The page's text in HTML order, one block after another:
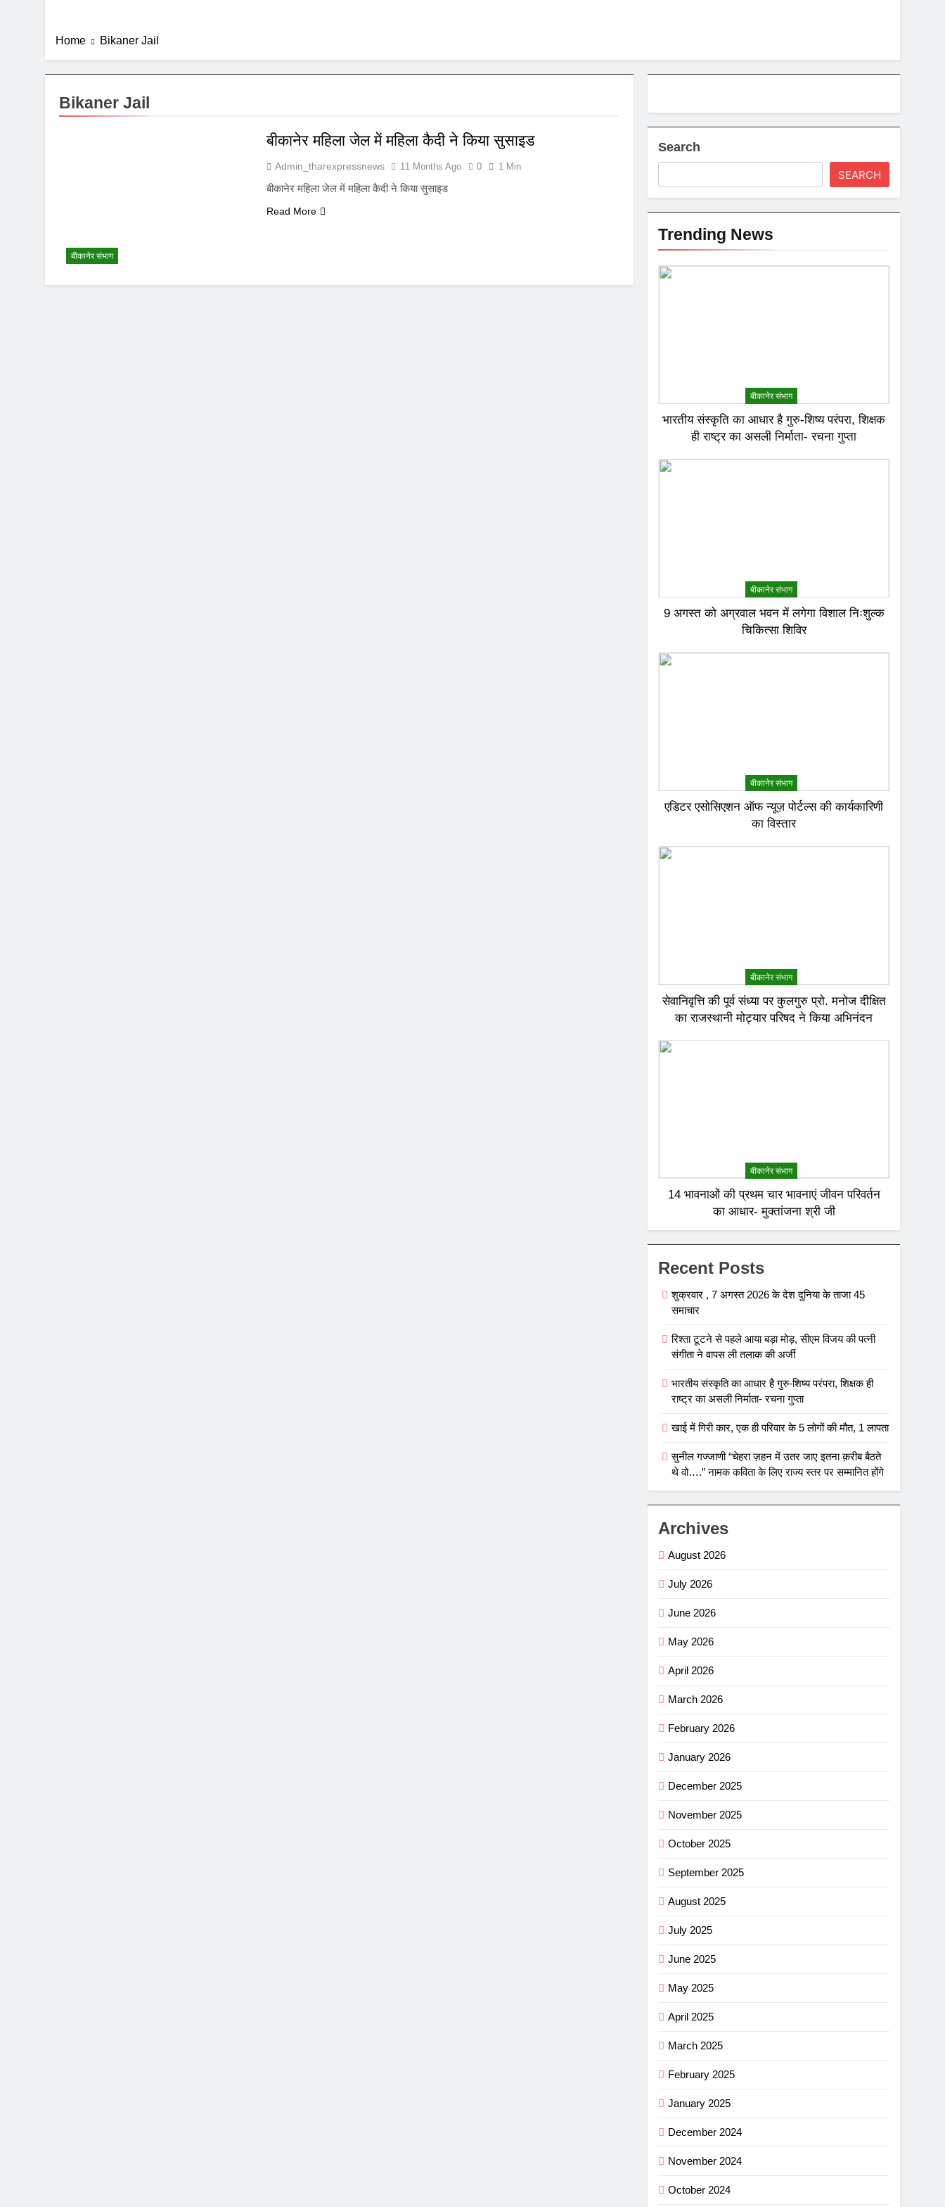
Home Bikaner Jail
Bikaner Jail
बीकानेर संभाग
बीकानेर महिला जेल में महिला कैदी ने किया सुसाइड
Admin_tharexpressnews 11 Months Ago 0 1 Min
बीकानेर महिला जेल में महिला कैदी ने किया सुसाइड
Read More
Search
SEARCH
Trending News
बीकानेर संभाग
भारतीय संस्कृति का आधार है गुरु-शिष्य परंपरा, शिक्षक
ही राष्ट्र का असली निर्माता- रचना गुप्ता
बीकानेर संभाग
9 अगस्त को अग्रवाल भवन में लगेगा विशाल निःशुल्क
चिकित्सा शिविर
बीकानेर संभाग
एडिटर एसोसिएशन ऑफ न्यूज़ पोर्टल्स की कार्यकारिणी
का विस्तार
बीकानेर संभाग
सेवानिवृत्ति की पूर्व संध्या पर कुलगुरु प्रो. मनोज दीक्षित
का राजस्थानी मोट्यार परिषद ने किया अभिनंदन
बीकानेर संभाग
14 भावनाओं की प्रथम चार भावनाएं जीवन परिवर्तन
का आधार- मुक्तांजना श्री जी
Recent Posts
शुक्रवार , 7 अगस्त 2026 के देश दुनिया के ताजा 45
समाचार
रिश्ता टूटने से पहले आया बड़ा मोड़, सीएम विजय की पत्नी
संगीता ने वापस ली तलाक की अर्जी
भारतीय संस्कृति का आधार है गुरु-शिष्य परंपरा, शिक्षक ही
राष्ट्र का असली निर्माता- रचना गुप्ता
खाई में गिरी कार, एक ही परिवार के 5 लोगों की मौत, 1 लापता
सुनील गज्जाणी “चेहरा ज़हन में उतर जाए इतना क़रीब बैठते
थे वो….” नामक कविता के लिए राज्य स्तर पर सम्मानित होंगे
Archives
August 2026
July 2026
June 2026
May 2026
April 2026
March 2026
February 2026
January 2026
December 2025
November 2025
October 2025
September 2025
August 2025
July 2025
June 2025
May 2025
April 2025
March 2025
February 2025
January 2025
December 2024
November 2024
October 2024